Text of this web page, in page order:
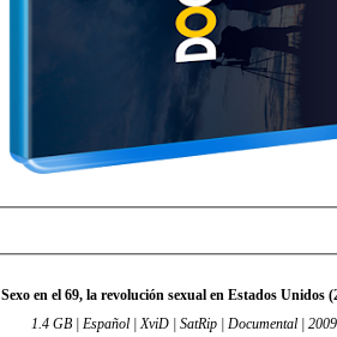
Sexo en el 69, la revolución sexual en Estados Unidos
1.4 GB | Español | XviD | SatRip | Documental | 2009